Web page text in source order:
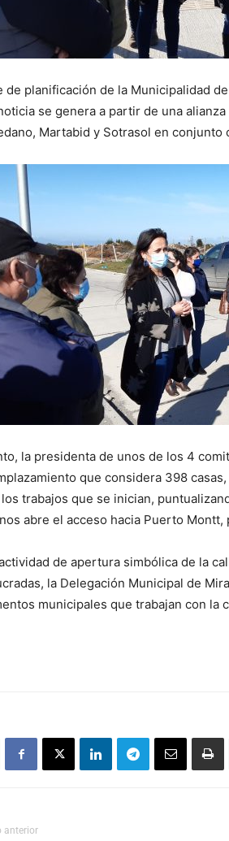
de planificación de la Municipalidad
se genera a partir de una
Martabid y Sotrasol en
la presidenta de unos de los 4
que considera 398
trabajos que se inician,
abre el acceso hacia Puerto
de apertura simbólica de la
la Delegación Municipal de
municipales que trabajan con la
anterior